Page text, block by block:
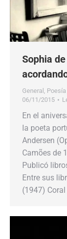
Sophia
General ,
06/11/2015
En el
la poeta
Andersen
Camões de
Publicó
Entre sus
(1947)